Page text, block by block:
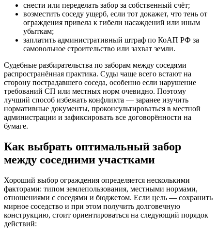
снести или переделать забор за собственный счёт;
возместить соседу ущерб, если тот докажет, что тень от
ограждения привела к гибели насаждений или иным
убыткам;
заплатить административный штраф по КоАП РФ за
самовольное строительство или захват земли.
Судебные разбирательства по заборам между соседями —
распространённая практика. Суды чаще всего встают на
сторону пострадавшего соседа, особенно если нарушение
требований СП или местных норм очевидно. Поэтому
лучший способ избежать конфликта — заранее изучить
нормативные документы, проконсультироваться в местной
администрации и зафиксировать все договорённости на
бумаге.
Как выбрать оптимальный забор
между соседними участками
Хороший выбор ограждения определяется несколькими
факторами: типом землепользования, местными нормами,
отношениями с соседями и бюджетом. Если цель — сохранить
мирное соседство и при этом получить долговечную
конструкцию, стоит ориентироваться на следующий порядок
действий: